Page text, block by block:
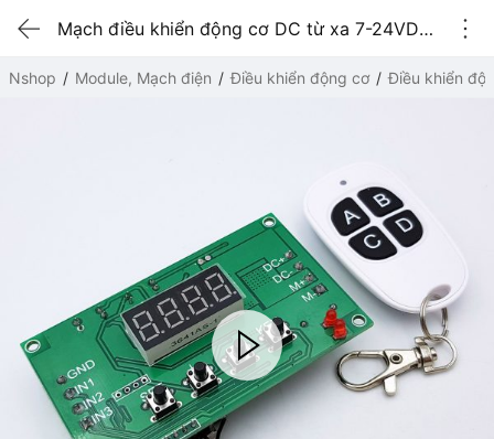
Mạch điều khiển động cơ DC từ xa 7-24VDC đa năng
Nshop Module, Mạch điện Điều khiển động cơ Điều khiển